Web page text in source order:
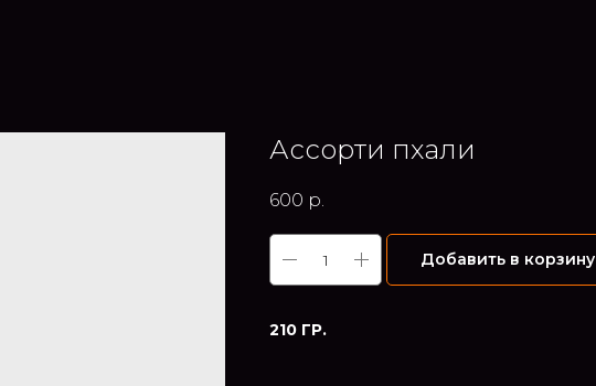
Ассорти пхали
600 р.
Добавить в корзину
210 ГР.